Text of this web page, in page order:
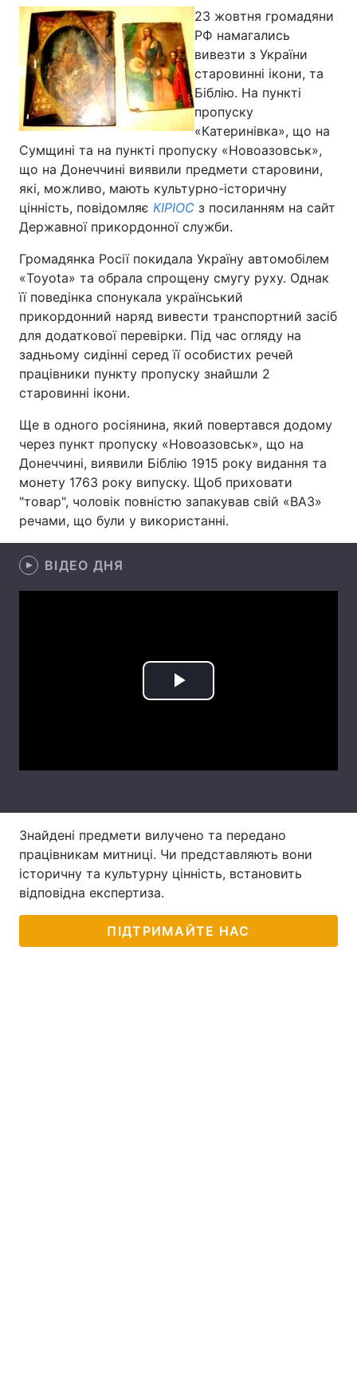
Головна Війна
Україна Політика
Економіка Світ
Спорт Наука
Техно і зв'язок Лайт
Зброя Інциденти
Здоров'я Туризм
Цікавинки Погода
Екологія
Лонгріди
Відео з Youtube
Інтерв'ю Думки
Архів Вакансії
Контакти
Послуги
23 жовтня громадяни
РФ намагались
вивезти з України
старовинні ікони, та
Біблію. На пункті
пропуску
«Катеринівка», що на
Сумщині та на пункті пропуску «Новоазовськ»,
що на Донеччині виявили предмети старовини,
які, можливо, мають культурно-історичну
цінність, повідомляє КІРІОС з посиланням на сайт
Державної прикордонної служби.
Громадянка Росії покидала Україну автомобілем
«Toyota» та обрала спрощену смугу руху. Однак
її поведінка спонукала український
прикордонний наряд вивести транспортний засіб
для додаткової перевірки. Під час огляду на
задньому сидінні серед її особистих речей
працівники пункту пропуску знайшли 2
старовинні ікони.
Ще в одного росіянина, який повертався додому
через пункт пропуску «Новоазовськ», що на
Донеччині, виявили Біблію 1915 року видання та
монету 1763 року випуску. Щоб приховати
"товар", чоловік повністю запакував свій «ВАЗ»
речами, що були у використанні.
ВІДЕО ДНЯ
Play
Знайдені предмети вилучено та передано
працівникам митниці. Чи представляють вони
історичну та культурну цінність, встановить
відповідна експертиза.
ПІДТРИМАЙТЕ НАС